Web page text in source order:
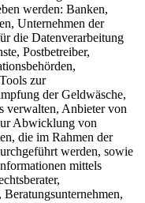
werden: Banken,
Unternehmen der
die Datenverarbeitung
Postbetreiber,
zur
der Geldwäsche,
verwalten, Anbieter von
Abwicklung von
die im Rahmen der
werden, sowie
mittels